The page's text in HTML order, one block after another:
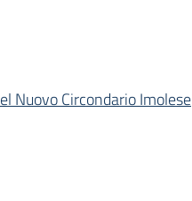
Nuovo Circondario Imolese